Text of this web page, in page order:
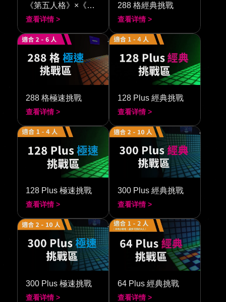
《第五人格》×《閃動格子 300》
查看详情 >
288 格經典挑戰
查看详情 >
288 格極速挑戰
查看详情 >
128 Plus 經典挑戰
查看详情 >
128 Plus 極速挑戰
查看详情 >
300 Plus 經典挑戰
查看详情 >
300 Plus 極速挑戰
查看详情 >
64 Plus 經典挑戰
查看详情 >